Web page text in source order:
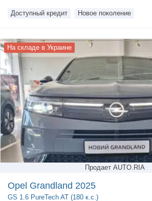
Доступный кредит Новое поколение
На складе в Украине
Opel Grandland 2025
GS 1.6 PureTech AT (180 к.с.)
Продает AUTO.RIA